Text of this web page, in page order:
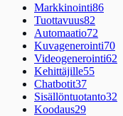
Markkinointi86
Tuottavuus82
Automaatio72
Kuvagenerointi70
Videogenerointi62
Kehittäjille55
Chatbotit37
Sisällöntuotanto32
Koodaus29